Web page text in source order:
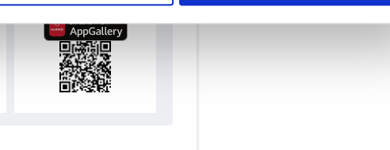
takdirde, kullanıcılara hedefli reklamlar gösterilmeyecektir."
kendimize ve üçüncü kişilere ait çerezler kullanılmaktadır. Bu
olup gerekli olan çerezler bilgi toplumu hizmetlerinin sunulması
işlevsel kılınması ve kişiselleştirilmesi ve sizlere yönelik